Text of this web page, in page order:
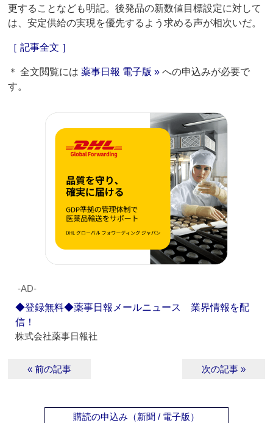
更することなども明記。後発品の新数値目標設定に対して
は、安定供給の実現を優先するよう求める声が相次いだ。
［ 記事全文 ］
＊ 全文閲覧には薬事日報 電子版 » への申込みが必要で
す。
‐AD‐
◆登録無料◆薬事日報メールニュース 業界情報を配
信！
株式会社薬事日報社
« 前の記事 次の記事 »
購読の申込み（新聞 / 電子版）